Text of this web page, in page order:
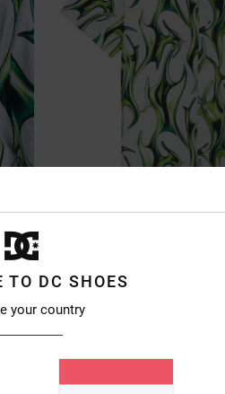
TO DC SHOES
your country